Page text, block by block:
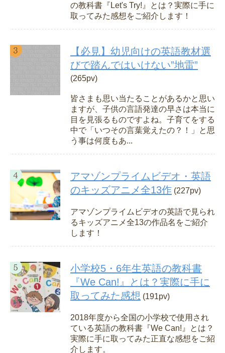
の教科書『Let's Try!』とは？実際に手に
取ってみた感想をご紹介します！
【必見】幼児向けの英語教材選
びで踏んではいけない”地雷”
(265pv)
皆さまも思い当たることがあるかと思い
ますが、子供の言語発達の早さは本当に
目を見張るものですよね。子育てをする
中で「いつその言葉覚えたの？！」と思
う事は何度もあ...
アマゾンプライムビデオ・英語
のキッズアニメ全13作 (227pv)
アマゾンプライムビデオの英語で見られ
るキッズアニメ全13の作品名をご紹介
します！
小学校5・6年生英語の教科書
『We Can!』とは？実際に手に
取ってみた感想 (191pv)
2018年度から全国の小学校で使用され
ている英語の教科書『We Can!』とは？
実際に手に取ってみた正直な感想をご紹
介します。